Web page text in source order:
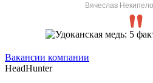
Вячеслав
Вакансии компании
HeadHunter